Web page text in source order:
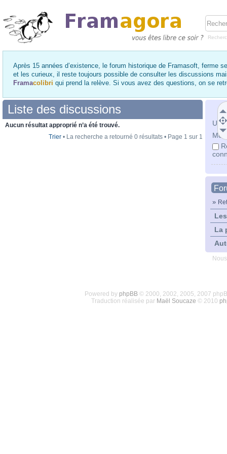
Après 15 années d’existence, le forum historique de Framasoft, ferme
et les curieux, il reste toujours possible de consulter les discussions
Framacolibri qui prend la relève. Si vous avez des questions, on se
Mot
»
La
Liste des discussions
Aucun résultat approprié n’a été trouvé.
Trier • La recherche a retourné 0 résultats • Page 1 sur 1
Powered by phpBB© 2000, 2002, 2005, 2007
Traduction réalisée par Maël Soucaze © 2010